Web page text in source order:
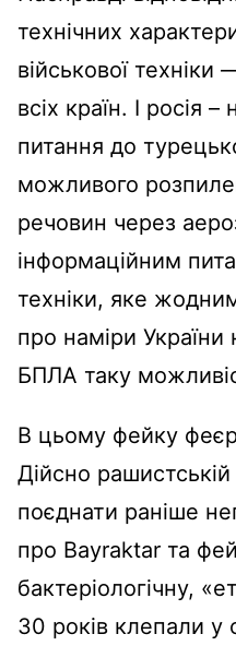
технічних
військової техніки
всіх країн. І росія
питання до
можливого
речовин через
інформаційним
техніки, яке
про наміри
БПЛА таку
В цьому фейку
Дійсно
поєднати раніше
про Bayraktar та
бактеріологічну,
30 років клепали у